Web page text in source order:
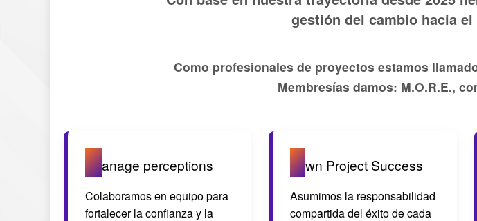
gestión del cambio hacia
Como profesionales de proyectos estamos
Membresías damos: M.O.R.E.,
Manage perceptions
Colaboramos en equipo para
fortalecer la confianza y la
Own Project Success
Asumimos la responsabilidad
compartida del éxito de cada